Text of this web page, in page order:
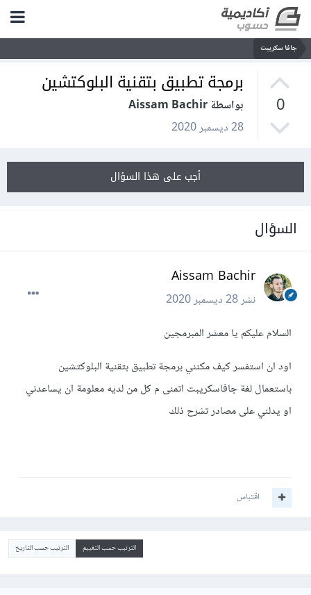
جافا سكريبت
0
برمجة تطبيق بتقنية البلوكتشين
بواسطة Aissam Bachir
28 ديسمبر 2020
أجب على هذا السؤال
السؤال
Aissam Bachir
نشر28 ديسمبر 2020
السلام عليكم يا معشر المبرمجين
اود ان استفسر كيف مكنني برمجة تطبيق بتقنية البلوكتشين
باستعمال لغة جافاسكريبت اتمنى م كل من لديه معلومة ان يساعدني
او يدلني على مصادر تشرح ذلك
اقتباس
الترتيب حسب التقييم الترتيب حسب التاريخ